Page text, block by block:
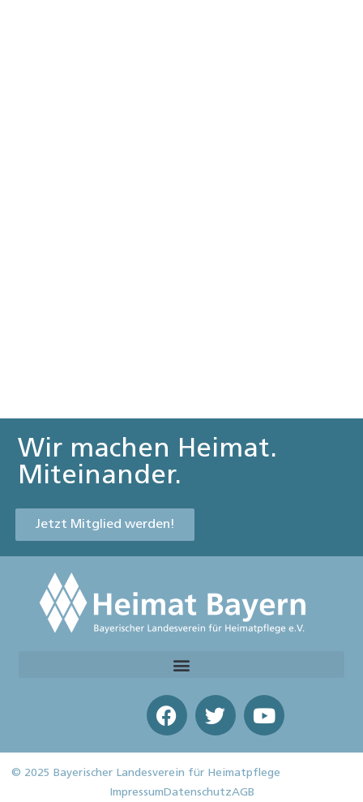
Wir machen Heimat.
Miteinander.
Jetzt Mitglied werden!
© 2025 Bayerischer Landesverein für Heimatpflege
ImpressumDatenschutzAGB